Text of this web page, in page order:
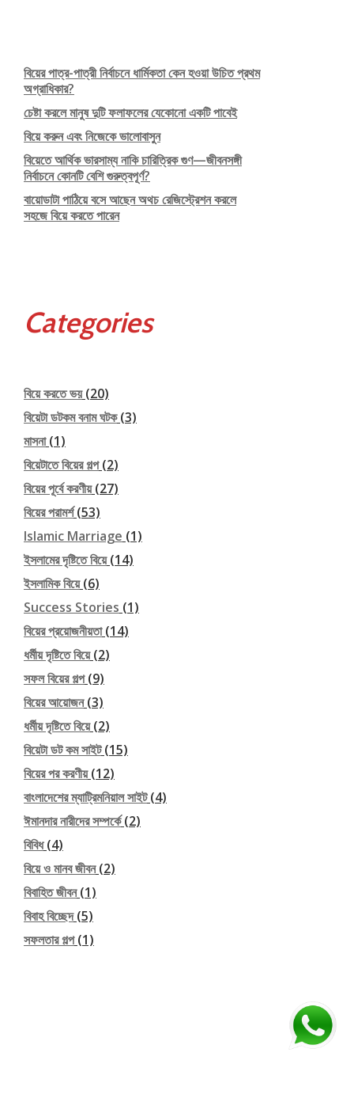
বিয়ের পাত্র-পাত্রী নির্বাচনে ধার্মিকতা কেন হওয়া উচিত প্রথম
অগ্রাধিকার?
চেষ্টা করলে মানুষ দুটি ফলাফলের যেকোনো একটি পাবেই
বিয়ে করুন এবং নিজেকে ভালোবাসুন
বিয়েতে আর্থিক ভারসাম্য নাকি চারিত্রিক গুণ—জীবনসঙ্গী
নির্বাচনে কোনটি বেশি গুরুত্বপূর্ণ?
বায়োডাটা পাঠিয়ে বসে আছেন অথচ রেজিস্ট্রেশন করলে
সহজে বিয়ে করতে পারেন
Categories
বিয়ে করতে ভয়(20)
বিয়েটা ডটকম বনাম ঘটক(3)
মাসনা(1)
বিয়েটাতে বিয়ের গল্প(2)
বিয়ের পূর্বে করণীয়(27)
বিয়ের পরামর্শ(53)
Islamic Marriage (1)
ইসলামের দৃষ্টিতে বিয়ে(14)
ইসলামিক বিয়ে(6)
Success Stories (1)
বিয়ের প্রয়োজনীয়তা(14)
ধর্মীয় দৃষ্টিতে বিয়ে(2)
সফল বিয়ের গল্প(9)
বিয়ের আয়োজন(3)
ধর্মীয় দৃষ্টিতে বিয়ে(2)
বিয়েটা ডট কম সাইট(15)
বিয়ের পর করণীয়(12)
বাংলাদেশের ম্যাট্রিমনিয়াল সাইট(4)
ঈমানদার নারীদের সম্পর্কে(2)
বিবিধ(4)
বিয়ে ও মানব জীবন(2)
বিবাহিত জীবন(1)
বিবাহ বিচ্ছেদ(5)
সফলতার গল্প(1)